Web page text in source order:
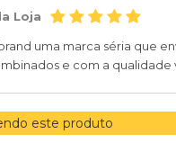
Loja
uma marca séria que
e com a qualidade
este produto